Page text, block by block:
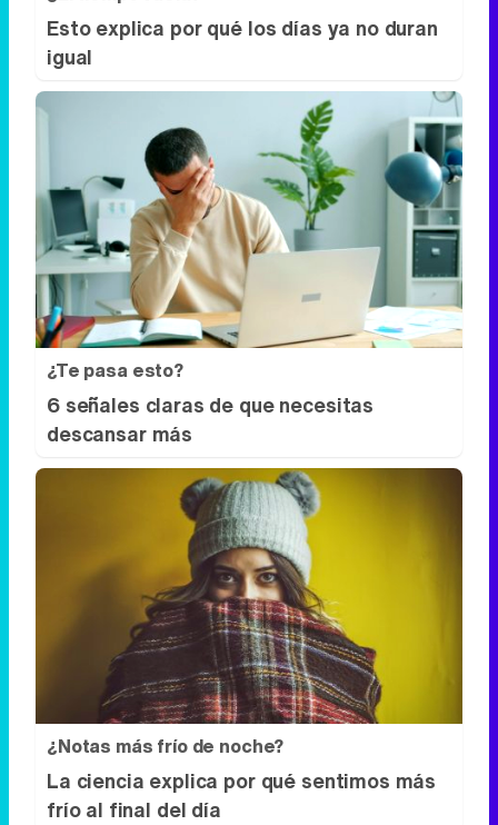
Esto explica por qué los días ya no duran
igual
¿Te pasa esto?
6 señales claras de que necesitas
descansar más
¿Notas más frío de noche?
La ciencia explica por qué sentimos más
frío al final del día